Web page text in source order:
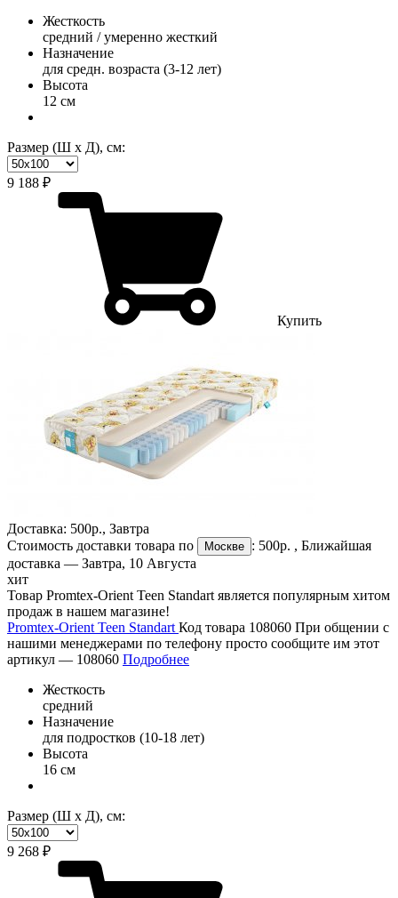
Жесткость
средний / умеренно жесткий
Назначение
для средн. возраста (3-12 лет)
Высота
12 см
Размер (Ш х Д), см:
9 188 ₽
Купить
Доставка: 500р., Завтра
Стоимость доставки товара по
Москве : 500р. , Ближайшая
доставка — Завтра, 10 Августа
хит
Товар Promtex-Orient Teen Standart является популярным хитом
продаж в нашем магазине!
Promtex-Orient Teen Standart Код товара 108060 При общении с
нашими менеджерами по телефону просто сообщите им этот
артикул — 108060 Подробнее
Жесткость
средний
Назначение
для подростков (10-18 лет)
Высота
16 см
Размер (Ш х Д), см:
9 268 ₽